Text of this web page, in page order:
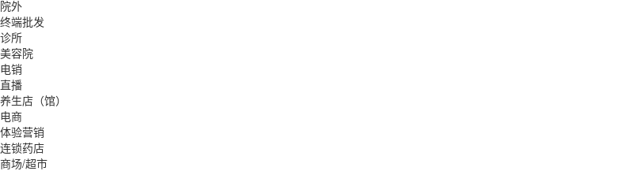
院外
终端批发
诊所
美容院
电销
直播
养生店（馆）
电商
体验营销
连锁药店
商场/超市